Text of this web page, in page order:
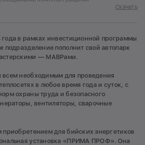
Скачать
в рамках инвестиционной программы
подразделение пополнит свой автопарк
— МАВРами.
необходимым для проведения
в любое время года и суток, с
охраны труда и безопасного
вентиляторы, сварочные
для бийских энергетиков
установка «ПРИМА ПРОФ». Она